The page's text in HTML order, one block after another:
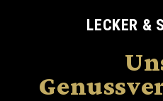
LECKER &